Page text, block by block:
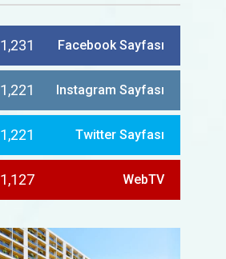
1,231 Facebook Sayfası
1,221 Instagram Sayfası
1,221 Twitter Sayfası
1,127 WebTV